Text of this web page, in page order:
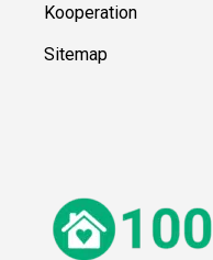
Kooperation
Sitemap